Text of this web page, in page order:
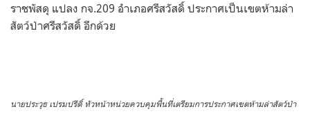
ราชพัสดุ แปลง กจ.209 อำเภอศรีสวัสดิ์ ประกาศเป็นเขตห้ามล่า
สัตว์ป่าศรีสวัสดิ์ อีกด้วย
นายประวุธ เปรมปรีดิ์ หัวหน้าหน่วยควบคุมพื้นที่เตรียมการประกาศเขตห้ามล่าสัตว์ป่า